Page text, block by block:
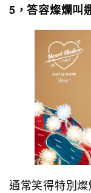
5，答容燦爛叫
通常笑得特別